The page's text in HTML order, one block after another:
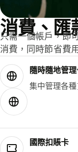
消費、匯
只需一個帳戶，即
消費，同時節省費
隨時隨地管
集中管理各
國際扣賬卡